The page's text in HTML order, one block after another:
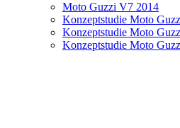
Moto Guzzi V7 2014
Konzeptstudie Moto
Konzeptstudie Moto
Konzeptstudie Moto